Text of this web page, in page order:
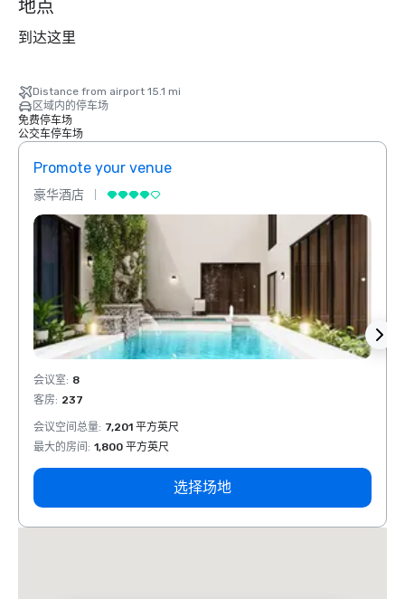
地点
到达这里
Distance from airport 15.1 mi
区域内的停车场
免费停车场
公交车停车场
Promote your venue
豪华酒店
会议室: 8
客房: 237
会议空间总量: 7,201 平方英尺
最大的房间 : 1,800 平方英尺
选择场地